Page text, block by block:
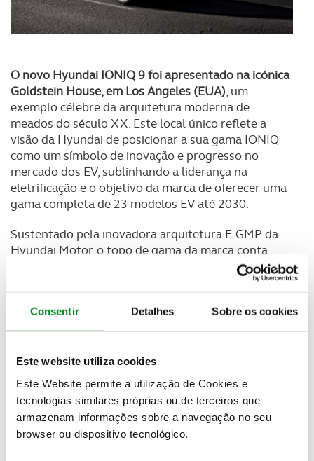
Consentir Detalhes Sobre os cookies
Este website utiliza cookies
Este Website permite a utilização de Cookies e
tecnologias similares próprias ou de terceiros que
armazenam informações sobre a navegação no seu
browser ou dispositivo tecnológico.
O novo Hyundai IONIQ 9 foi apresentado na icónica
Goldstein House, em Los Angeles (EUA), um
exemplo célebre da arquitetura moderna de
meados do século XX. Este local único reflete a
visão da Hyundai de posicionar a sua gama IONIQ
como um símbolo de inovação e progresso no
mercado dos EV, sublinhando a liderança na
eletrificação e o objetivo da marca de oferecer uma
gama completa de 23 modelos EV até 2030.
Sustentado pela inovadora arquitetura E-GMP da
Hyundai Motor, o topo de gama da marca conta
ainda com uma bateria de iões de lítio NCM com
110,3 kWh de capacidade que poderá proporcionar
carregamento de 10% a 80% em apenas 24
minutos, utilizando um carregador de 350 kW.
Newsletter Revista
Receba as novidades do mundo automóvel e
do universo ACP.
SUBSCREVER